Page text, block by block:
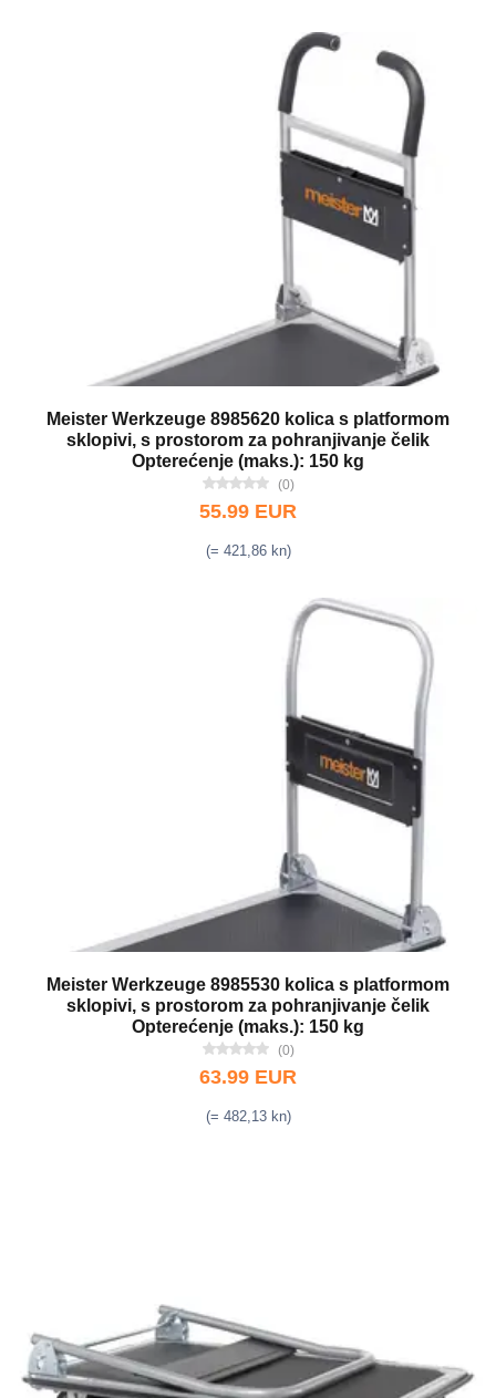
Meister Werkzeuge 8985620 kolica s platformom
sklopivi, s prostorom za pohranjivanje čelik
Opterećenje (maks.): 150 kg
(0)
55.99 EUR
(= 421,86 kn)
Meister Werkzeuge 8985530 kolica s platformom
sklopivi, s prostorom za pohranjivanje čelik
Opterećenje (maks.): 150 kg
(0)
63.99 EUR
(= 482,13 kn)